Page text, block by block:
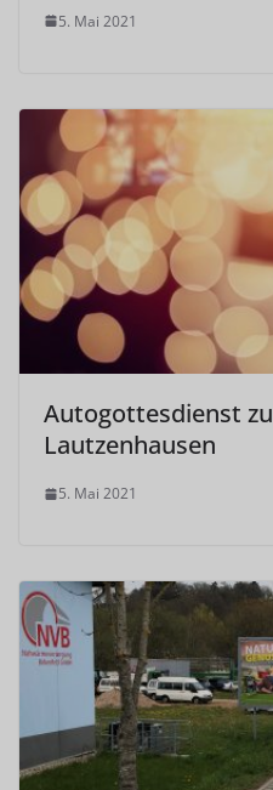
5. Mai 2021
Autogottesdienst
Lautzenhausen
5. Mai 2021